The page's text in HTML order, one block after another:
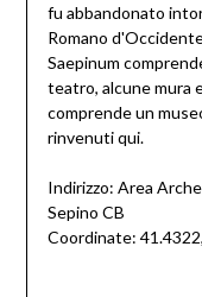
fu abbandonato
Romano
Saepinum
teatro, alcune mura
comprende un
rinvenuti qui.
Indirizzo: Area
Sepino CB
Coordinate: